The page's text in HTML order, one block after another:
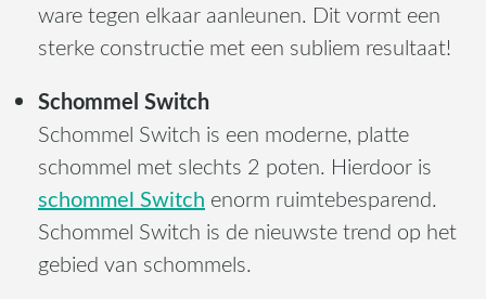
ware tegen elkaar aanleunen. Dit vormt een
sterke constructie met een subliem resultaat!
Schommel Switch
Schommel Switch is een moderne, platte
schommel met slechts 2 poten. Hierdoor is
schommel Switch enorm ruimtebesparend.
Schommel Switch is de nieuwste trend op het
gebied van schommels.